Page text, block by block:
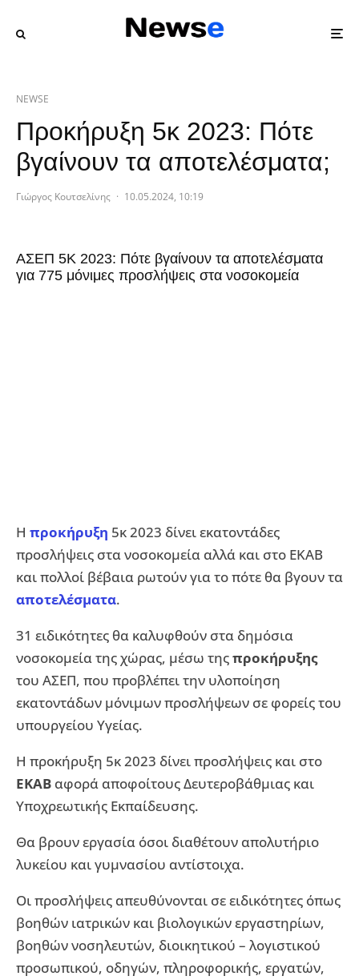
NEWSE
Προκήρυξη 5κ 2023: Πότε
βγαίνουν τα αποτελέσματα;
Γιώργος Κουτσελίνης · 10.05.2024, 10:19
ΑΣΕΠ 5Κ 2023: Πότε βγαίνουν τα αποτελέσματα
για 775 μόνιμες προσλήψεις στα νοσοκομεία
Η προκήρυξη 5κ 2023 δίνει εκατοντάδες
προσλήψεις στα νοσοκομεία αλλά και στο ΕΚΑΒ
και πολλοί βέβαια ρωτούν για το πότε θα βγουν τα
αποτελέσματα.
31 ειδικότητες θα καλυφθούν στα δημόσια
νοσοκομεία της χώρας, μέσω τηςπροκήρυξης
του ΑΣΕΠ, που προβλέπει την υλοποίηση
εκατοντάδων μόνιμων προσλήψεων σε φορείς του
υπουργείου Υγείας.
Η προκήρυξη 5κ 2023 δίνει προσλήψεις και στο
ΕΚΑΒ αφορά αποφοίτους Δευτεροβάθμιας και
Υποχρεωτικής Εκπαίδευσης.
Θα βρουν εργασία όσοι διαθέτουν απολυτήριο
λυκείου και γυμνασίου αντίστοιχα.
Οι προσλήψεις απευθύνονται σε ειδικότητες όπως
βοηθών ιατρικών και βιολογικών εργαστηρίων,
βοηθών νοσηλευτών, διοικητικού – λογιστικού
προσωπικού, οδηγών, πληροφορικής, εργατών,